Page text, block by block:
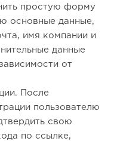
простую форму
основные данные,
имя компании и
данные
от
После
пользователю
свою
по ссылке,